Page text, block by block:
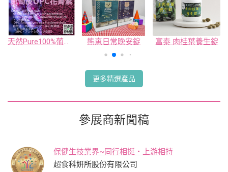
天然Pure100%葡萄皮OPC花菁素 熊崽日常晚安錠 富泰 肉桂葉養生錠
更多精選產品
參展商新聞稿
保健生技業界~同行相挺・上游相持
超食科妍所股份有限公司